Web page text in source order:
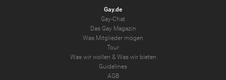
Gay.de
Gay-Chat
Das Gay Magazin
Was Mitglieder mögen
Tour
Was wir wollen & Was wir bieten
Guidelines
AGB